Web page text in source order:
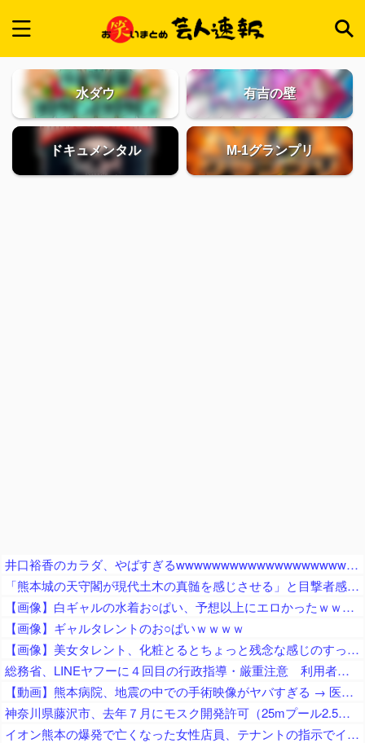
水ダウ 有吉の壁
ドキュメンタル M-1グランプリ
井口裕香のカラダ、やばすぎるwwwwwwwwwwwwwwwwwwwww
「熊本城の天守閣が現代土木の真髄を感じさせる」と目撃者感嘆、10年前の地震で満身創痍状態になっていたが……
【画像】白ギャルの水着お○ぱい、予想以上にエロかったｗｗｗｗ
【画像】ギャルタレントのお○ぱいｗｗｗｗ
【画像】美女タレント、化粧とるとちょっと残念な感じのすっぴんになるｗｗｗ
総務省、LINEヤフーに４回目の行政指導・厳重注意 利用者を識別する情報など約803万件を利用者に無断で韓国企業に送信（電気通信事業法違反）
【動画】熊本病院、地震の中での手術映像がヤバすぎる → 医療機器が飛び交う激震の中で患者を全身で庇う医師らの咄嗟の行動に世界中から絶賛の嵐
神奈川県藤沢市、去年７月にモスク開発許可（25mプール2.5個分くらいのサイズ） → 反対署名3万人超、藤沢市議会にモスク反対の請願・陳情が40件以上 → 市議会、すべて否決
イオン熊本の爆発で亡くなった女性店員、テナントの指示でイオン店舗内に強行突入させられた疑惑が浮上中